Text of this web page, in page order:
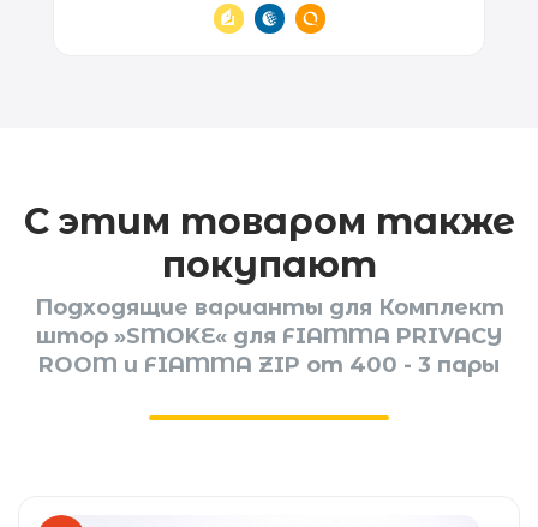
С этим товаром также
покупают
Подходящие варианты для Комплект
штор »SMOKE« для FIAMMA PRIVACY
ROOM и FIAMMA ZIP от 400 - 3 пары